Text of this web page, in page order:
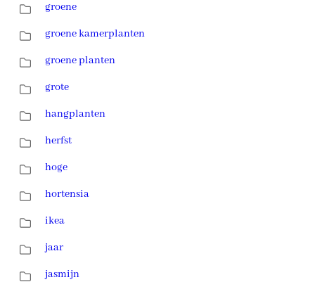
groene
groene kamerplanten
groene planten
grote
hangplanten
herfst
hoge
hortensia
ikea
jaar
jasmijn